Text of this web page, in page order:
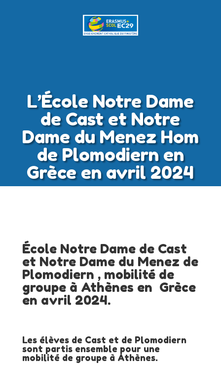
L’École Notre Dame
de Cast et Notre
Dame du Menez Hom
de Plomodiern en
Grèce en avril 2024
École Notre Dame de Cast
et Notre Dame du Menez de
Plomodiern , mobilité de
groupe à Athènes en Grèce
en avril 2024.
Les élèves de Cast et de Plomodiern
sont partis ensemble pour une
mobilité de groupe à Athènes.